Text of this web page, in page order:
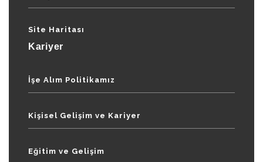
Site Haritası
Kariyer
İşe Alım Politikamız
Kişisel Gelişim ve Kariyer
Eğitim ve Gelişim